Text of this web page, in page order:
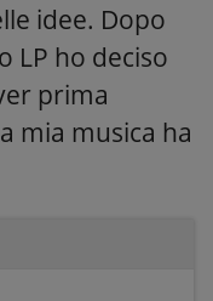
idee. Dopo
LP ho deciso
prima
mia musica ha